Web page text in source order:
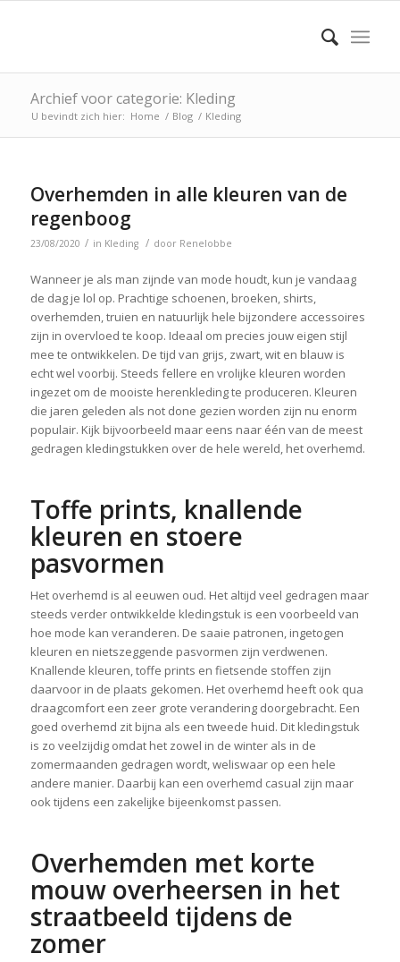
Archief voor categorie: Kleding
U bevindt zich hier: Home / Blog / Kleding
Overhemden in alle kleuren van de
regenboog
23/08/2020 / in Kleding / door Renelobbe
Wanneer je als man zijnde van mode houdt, kun je vandaag
de dag je lol op. Prachtige schoenen, broeken, shirts,
overhemden, truien en natuurlijk hele bijzondere accessoires
zijn in overvloed te koop. Ideaal om precies jouw eigen stijl
mee te ontwikkelen. De tijd van grijs, zwart, wit en blauw is
echt wel voorbij. Steeds fellere en vrolijke kleuren worden
ingezet om de mooiste herenkleding te produceren. Kleuren
die jaren geleden als not done gezien worden zijn nu enorm
populair. Kijk bijvoorbeeld maar eens naar één van de meest
gedragen kledingstukken over de hele wereld, het overhemd.
Toffe prints, knallende
kleuren en stoere
pasvormen
Het overhemd is al eeuwen oud. Het altijd veel gedragen maar
steeds verder ontwikkelde kledingstuk is een voorbeeld van
hoe mode kan veranderen. De saaie patronen, ingetogen
kleuren en nietszeggende pasvormen zijn verdwenen.
Knallende kleuren, toffe prints en fietsende stoffen zijn
daarvoor in de plaats gekomen. Het overhemd heeft ook qua
draagcomfort een zeer grote verandering doorgebracht. Een
goed overhemd zit bijna als een tweede huid. Dit kledingstuk
is zo veelzijdig omdat het zowel in de winter als in de
zomermaanden gedragen wordt, weliswaar op een hele
andere manier. Daarbij kan een overhemd casual zijn maar
ook tijdens een zakelijke bijeenkomst passen.
Overhemden met korte
mouw overheersen in het
straatbeeld tijdens de
zomer